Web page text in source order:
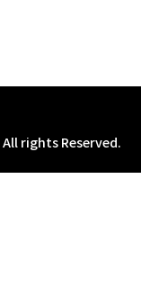
All rights Reserved.